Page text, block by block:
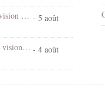
Chantal Goya en stéréo 3D vision croisée - 5 août
Village d'EUS en stéréo 3D vision croisée - 4 août